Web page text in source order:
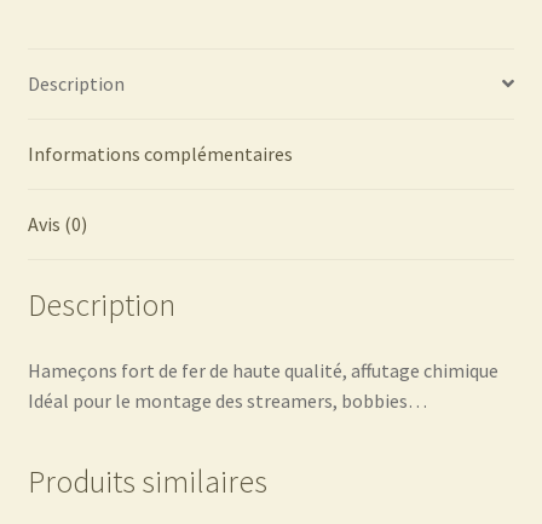
Description
Informations complémentaires
Avis (0)
Description
Hameçons fort de fer de haute qualité, affutage chimique
Idéal pour le montage des streamers, bobbies…
Produits similaires